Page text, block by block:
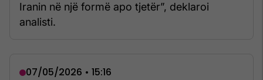
Iranin në një formë apo tjetër”, deklaroi
analisti.
07/05/2026 • 15:16